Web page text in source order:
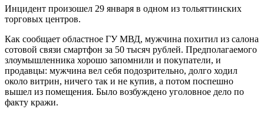
Инцидент произошел 29 января в одном из тольяттинских
торговых центров.
Как сообщает областное ГУ МВД, мужчина похитил из салона
сотовой связи смартфон за 50 тысяч рублей. Предполагаемого
злоумышленника хорошо запомнили и покупатели, и
продавцы: мужчина вел себя подозрительно, долго ходил
около витрин, ничего так и не купив, а потом поспешно
вышел из помещения. Было возбуждено уголовное дело по
факту кражи.